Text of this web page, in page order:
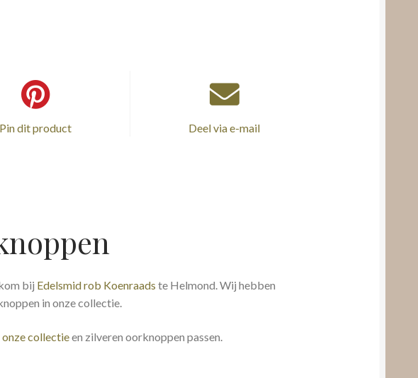
Pin dit product Deel via e-mail
bij Edelsmid rob Koenraads te Helmond. Wij hebben
in onze collectie.
onze collectieen zilveren oorknoppen passen.